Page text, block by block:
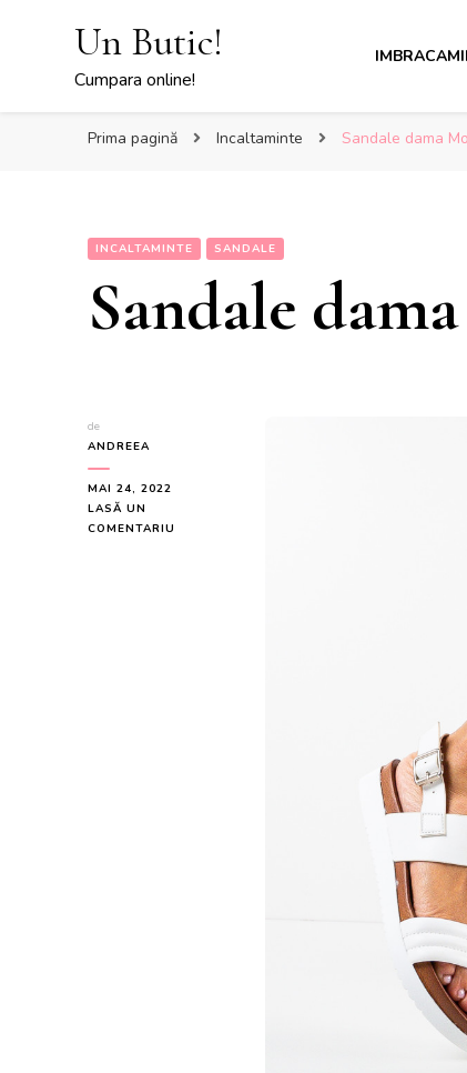
Un Butic!
Cumpara online!
Prima pagină Incaltaminte Sandale dama
INCALTAMINTE SANDALE
Sandale
de
ANDREEA
MAI 24, 2022
LASĂ UN
COMENTARIU